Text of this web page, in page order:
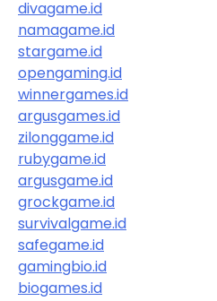
divagame.id
namagame.id
stargame.id
opengaming.id
winnergames.id
argusgames.id
zilonggame.id
rubygame.id
argusgame.id
grockgame.id
survivalgame.id
safegame.id
gamingbio.id
biogames.id